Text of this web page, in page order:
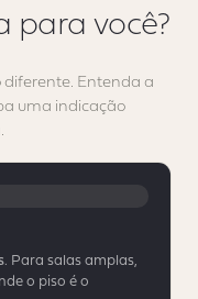
para você?
diferente. Entenda a
uma indicação
. Para salas amplas,
o piso é o